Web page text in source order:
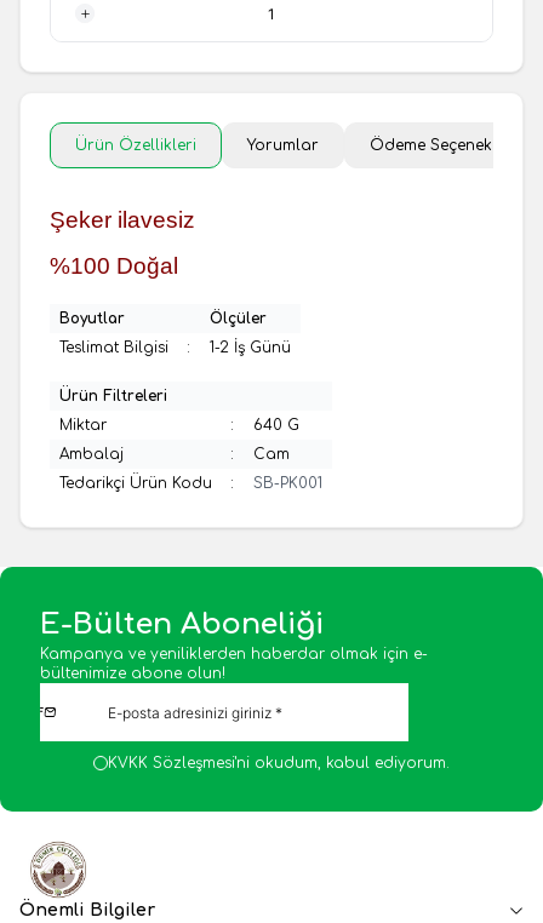
Ürün Özellikleri Yorumlar Ödeme Seçenekleri
Şeker ilavesiz
%100 Doğal
Boyutlar
Ölçüler
Teslimat Bilgisi
: 1-2 İş Günü
Ürün Filtreleri
Miktar
:
640 G
Ambalaj
:
Cam
Tedarikçi Ürün Kodu
: SB-PK001
E-Bülten Aboneliği
Kampanya ve yeniliklerden haberdar olmak için e-
bültenimize abone olun!
KVKK Sözleşmesi'ni okudum, kabul ediyorum.
Önemli Bilgiler